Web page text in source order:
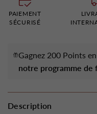
PAIEMENT
SÉCURISÉ
Gagnez 200 Points
notre programme de
Description